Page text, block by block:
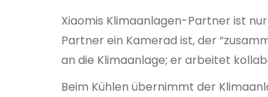
Xiaomis Klimaanlagen-Partner ist
Partner ein Kamerad ist, der
an die Klimaanlage; er arbeitet
Beim Kühlen übernimmt der